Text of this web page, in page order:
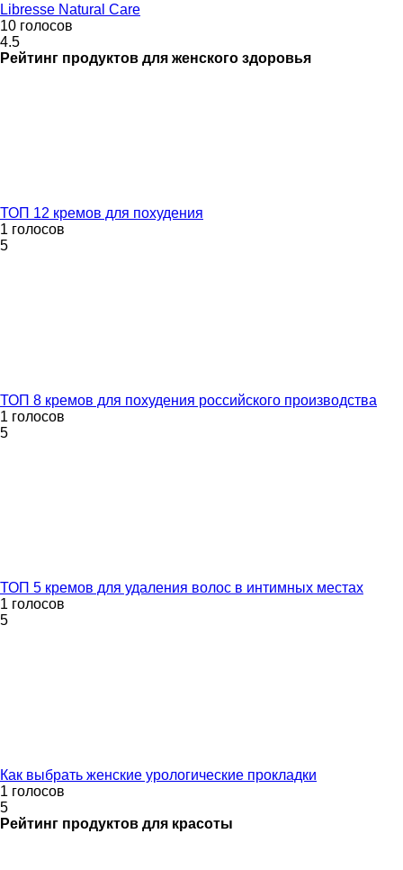
Libresse Natural Care
10 голосов
4.5
Рейтинг продуктов для женского здоровья
ТОП 12 кремов для похудения
1 голосов
5
ТОП 8 кремов для похудения российского производства
1 голосов
5
ТОП 5 кремов для удаления волос в интимных местах
1 голосов
5
Как выбрать женские урологические прокладки
1 голосов
5
Рейтинг продуктов для красоты